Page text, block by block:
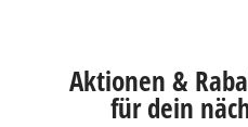
Aktionen &
für dein